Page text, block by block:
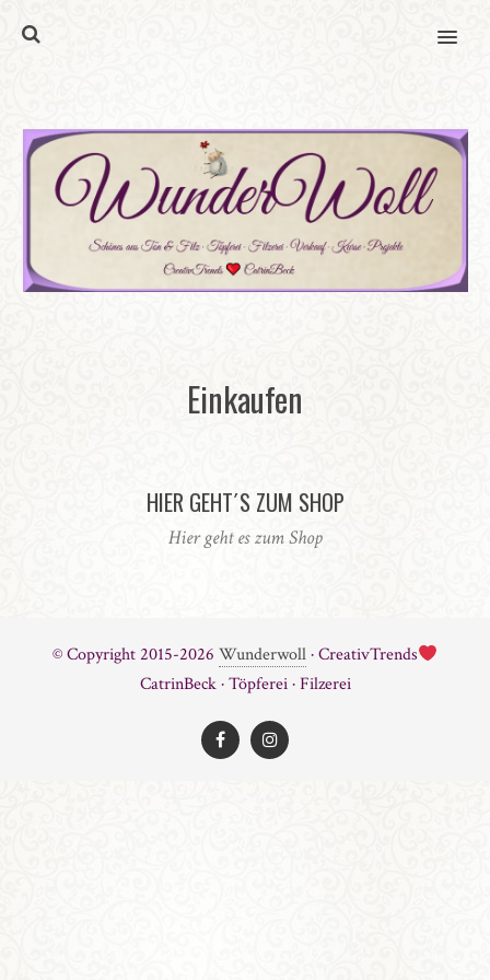
MENU
Einkaufen
HIER GEHT´S ZUM SHOP
Hier geht es zum Shop
© Copyright 2015-2026 Wunderwoll· CreativTrends
CatrinBeck · Töpferei · Filzerei